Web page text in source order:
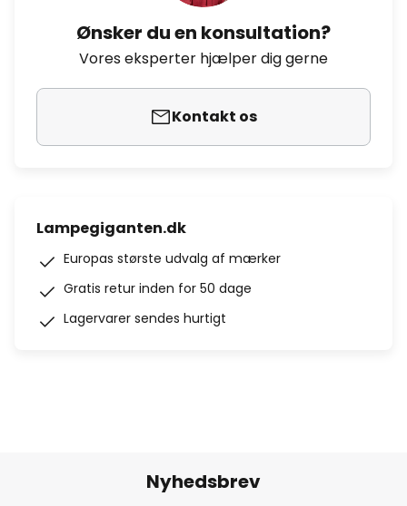
Ønsker du en konsultation?
Vores eksperter hjælper dig gerne
Kontakt os
Lampegiganten.dk
Europas største udvalg af mærker
Gratis retur inden for 50 dage
Lagervarer sendes hurtigt
Nyhedsbrev